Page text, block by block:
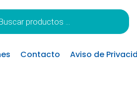
Contacto Aviso de